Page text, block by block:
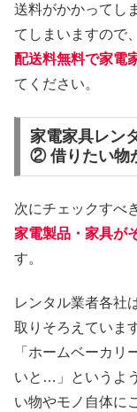
送料がかかってし
てしまいますので
配送料無料で家電
てください。
家電家具レン
② 借りたい物
次にチェックすべ
家電製品・家具が
す。
レンタル業者各社
取りそろえていま
「ホームベーカ
いと…」というよ
い物やモノ自体に